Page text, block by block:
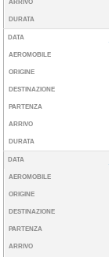
ARRIVO
DURATA
DATA
AEROMOBILE
ORIGINE
DESTINAZIONE
PARTENZA
ARRIVO
DURATA
DATA
AEROMOBILE
ORIGINE
DESTINAZIONE
PARTENZA
ARRIVO